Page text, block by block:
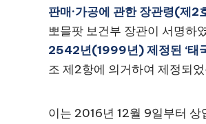
판매·가공에 관한 장관령(제2
뽀믈팟 보건부 장관이 서명하
2542년(1999년) 제정된 ‘태
조 제2항에 의거하여 제정되
이는 2016년 12월 9일부터 상